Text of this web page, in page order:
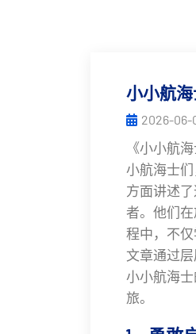
小小航
2026-06-
《小小航
小航海士
方面讲述
者。他们
程中，不
文章通过
小小航海
旅。